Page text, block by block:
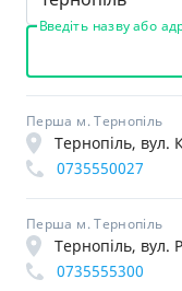
Введіть назву або
Перша м. Тернопіль
Тернопіль, вул.
0735550027
Перша м. Тернопіль
Тернопіль, вул.
0735555300